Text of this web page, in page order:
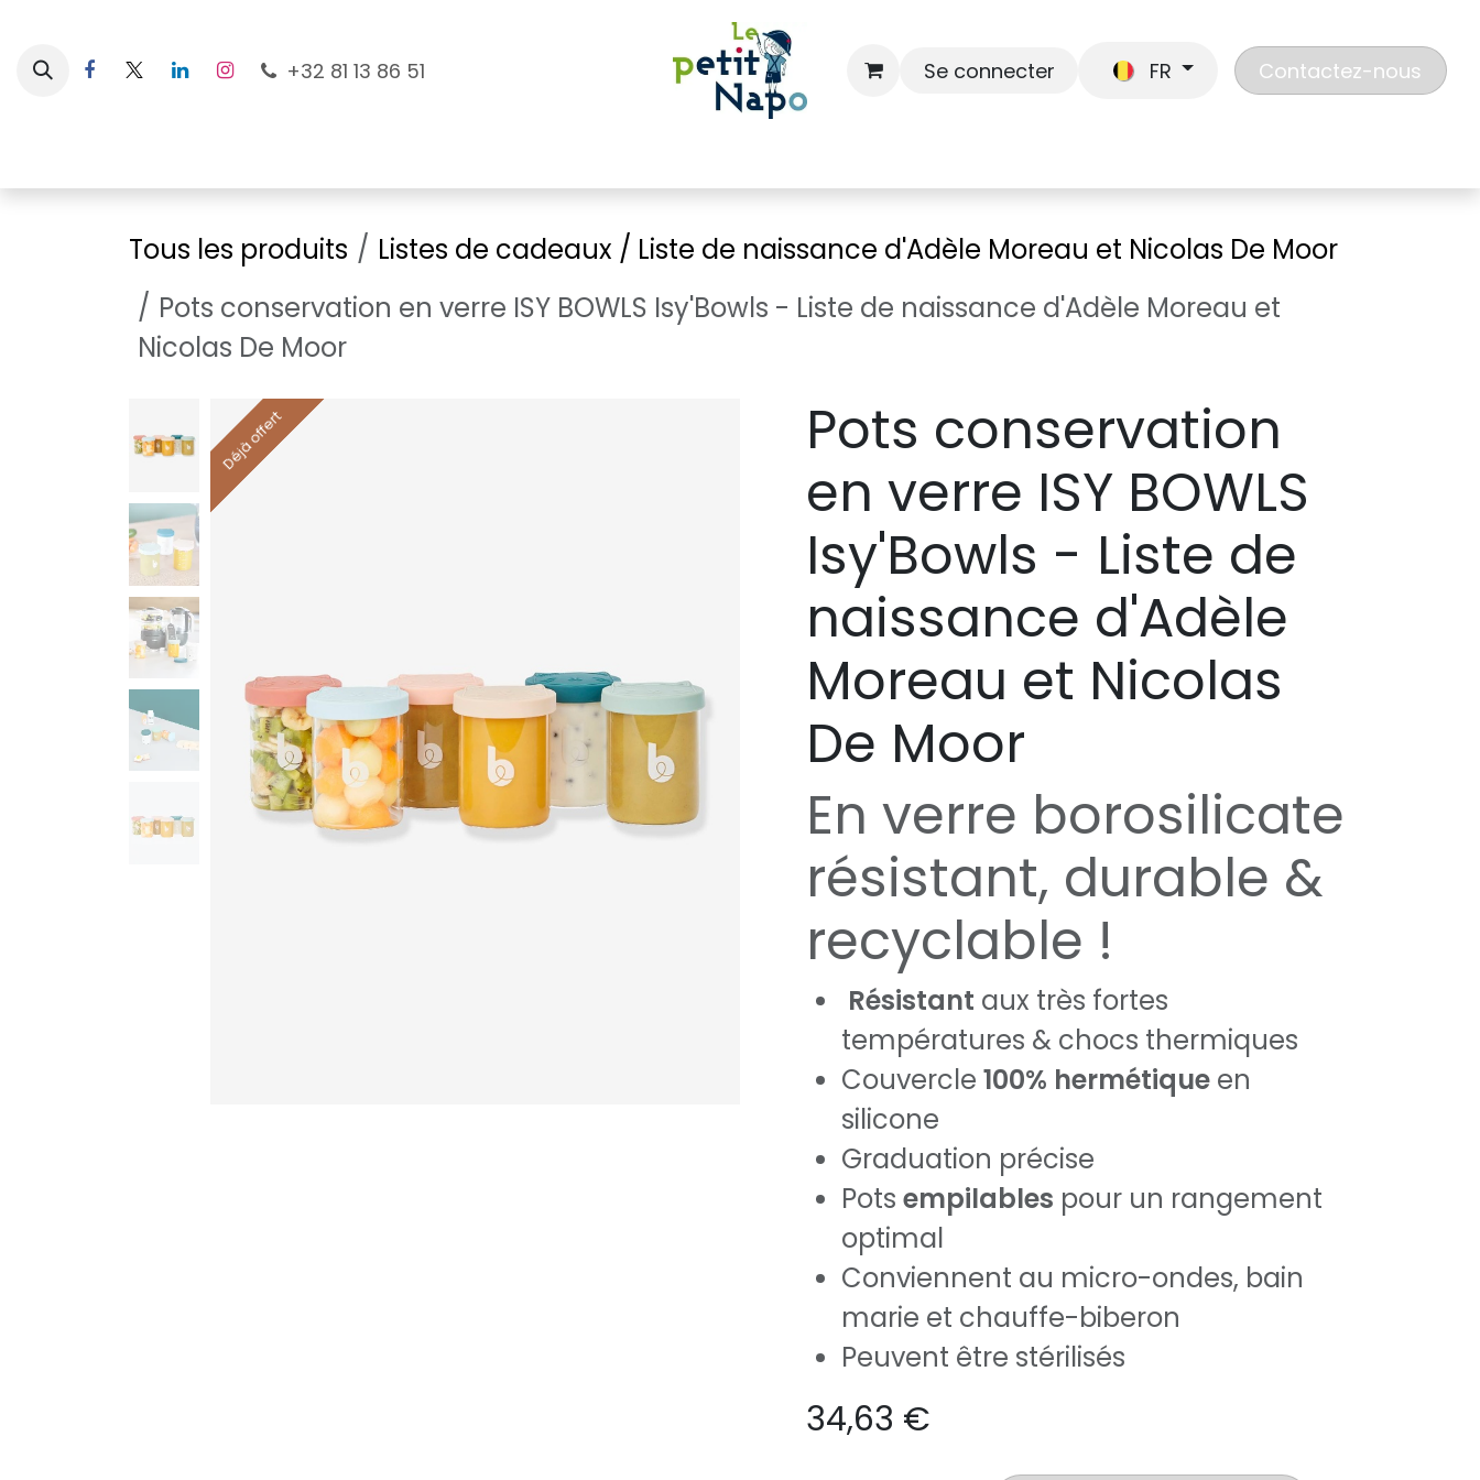
+32 81 13 86 51 Se connecter FR Contactez-nous
Tous les produits
Listes de cadeaux / Liste de naissance d'Adèle Moreau et Nicolas De Moor
Pots conservation en verre ISY BOWLS Isy'Bowls - Liste de naissance d'Adèle Moreau et
Nicolas De Moor
Déjà offert
Déjà offert
Pots conservation
en verre ISY BOWLS
Isy'Bowls - Liste de
naissance d'Adèle
Moreau et Nicolas
De Moor
En verre borosilicate
résistant, durable &
recyclable !
Résistant aux très fortes
températures & chocs thermiques
Couvercle 100% hermétique en
silicone
Graduation précise
Pots empilables pour un rangement
optimal
Conviennent au micro-ondes, bain
marie et chauffe-biberon
Peuvent être stérilisés
34,63 €